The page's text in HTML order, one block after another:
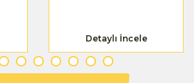
Detaylı İncele